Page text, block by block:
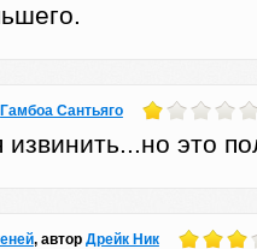
Гамбоа Сантьяго
это
, автор Дрейк Ник